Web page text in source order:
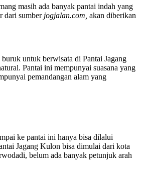
masih ada banyak pantai indah yang
dari sumber jogjalan.com, akan diberikan
untuk berwisata di Pantai Jagang
Pantai ini mempunyai suasana yang
pemandangan alam yang
ke pantai ini hanya bisa dilalui
Jagang Kulon bisa dimulai dari kota
belum ada banyak petunjuk arah